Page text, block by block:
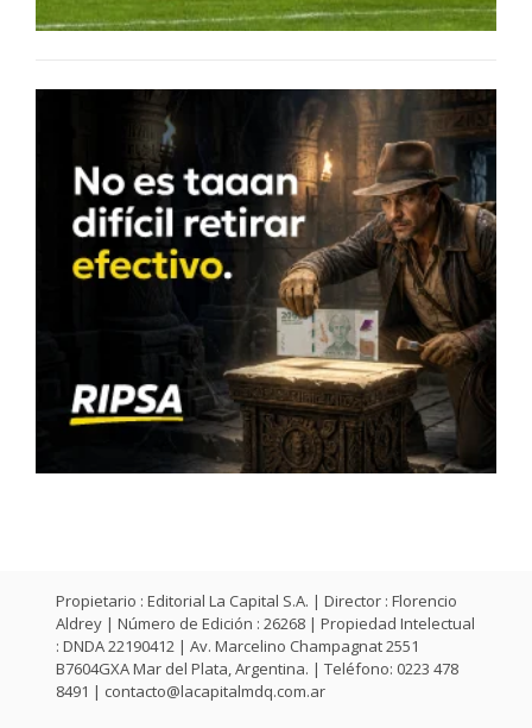
Propietario : Editorial La Capital S.A. | Director : Florencio
Aldrey | Número de Edición : 26268 | Propiedad Intelectual
: DNDA 22190412 | Av. Marcelino Champagnat 2551
B7604GXA Mar del Plata, Argentina. | Teléfono: 0223 478
8491 | contacto@lacapitalmdq.com.ar